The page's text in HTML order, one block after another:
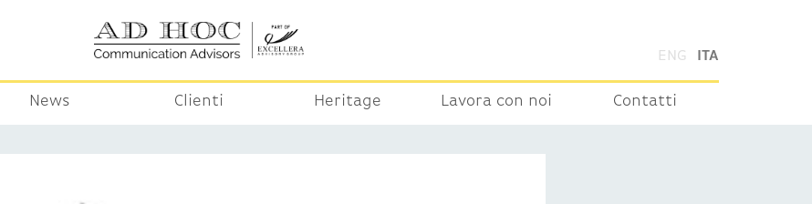
ENG ITA
News Clienti Heritage Lavora con noi Contatti